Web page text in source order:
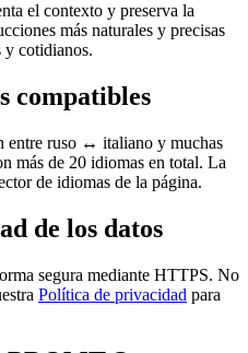
el contexto y preserva la
más naturales y precisas
y cotidianos.
compatibles
entre ruso ↔ italiano y muchas
más de 20 idiomas en total. La
de idiomas de la página.
de los datos
segura mediante HTTPS. No
Política de privacidad para